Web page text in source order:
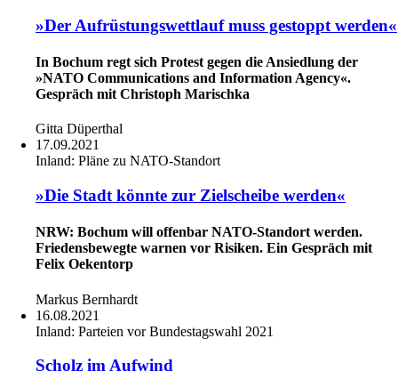
»Der Aufrüstungswettlauf muss gestoppt werden«
In Bochum regt sich Protest gegen die Ansiedlung der
»NATO Communications and Information Agency«.
Gespräch mit Christoph Marischka
Gitta Düperthal
17.09.2021
Inland: Pläne zu NATO-Standort
»Die Stadt könnte zur Zielscheibe werden«
NRW: Bochum will offenbar NATO-Standort werden.
Friedensbewegte warnen vor Risiken. Ein Gespräch mit
Felix Oekentorp
Markus Bernhardt
16.08.2021
Inland: Parteien vor Bundestagswahl 2021
Scholz im Aufwind